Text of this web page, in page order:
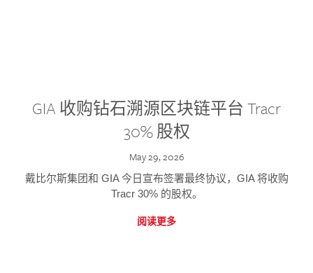
GIA 收购钻石溯源区块链平台 Tracr
30% 股权
May 29, 2026
戴比尔斯集团和 GIA 今日宣布签署最终协议，GIA 将收购
Tracr 30% 的股权。
阅读更多